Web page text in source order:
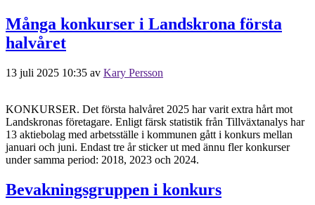
Många konkurser i Landskrona första
halvåret
13 juli 2025 10:35 av Kary Persson
KONKURSER. Det första halvåret 2025 har varit extra hårt mot
Landskronas företagare. Enligt färsk statistik från Tillväxtanalys har
13 aktiebolag med arbetsställe i kommunen gått i konkurs mellan
januari och juni. Endast tre år sticker ut med ännu fler konkurser
under samma period: 2018, 2023 och 2024.
Bevakningsgruppen i konkurs